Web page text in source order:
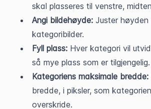
skal plasseres til venstre,
Angi bildehøyde: Juster høyden
kategoribilder.
Fyll plass: Hver kategori vil
så mye plass som er tilgjengelig.
Kategoriens maksimale bredde:
bredde, i piksler, som
overskride.